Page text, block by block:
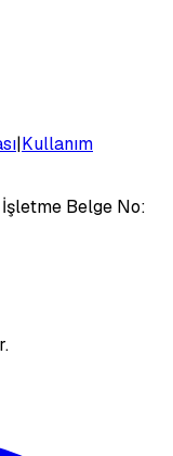
|Kullanım
İşletme Belge No: